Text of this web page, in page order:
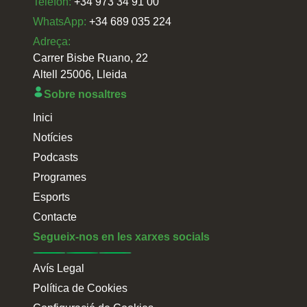
WhatsApp: +34 689 035 224
Adreça:
Carrer Bisbe Ruano, 22
Altell 25006, Lleida
Sobre nosaltres
Inici
Notícies
Podcasts
Programes
Esports
Contacte
Segueix-nos en les xarxes socials
Avís Legal
Política de Cookies